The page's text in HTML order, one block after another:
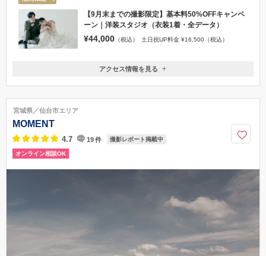
【9月末までの撮影限定】基本料50%OFFキャンペ
ーン｜洋装スタジオ（衣装1着・全データ）
¥44,000 （税込） 土日祝UP料金 ¥16,500（税込）
宮城県仙台市青葉区一番町1丁目9-1 仙台トラストシティプラザ1F
徒歩6分
アクセス情報を見る
宮城県／仙台市エリア
MOMENT
4.7 19件 撮影レポート掲載中
オンライン相談OK